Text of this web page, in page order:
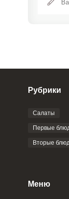
Фото до 4
Рубрики
Салаты
Первые
Вторые
Меню